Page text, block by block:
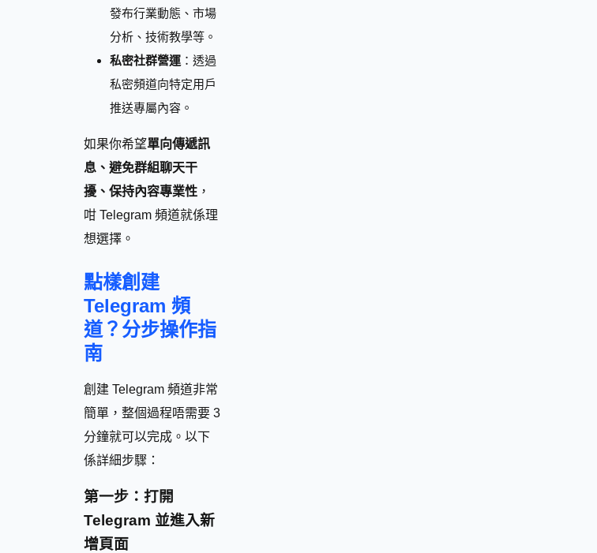
發布行業動態、市場
分析、技術教學等。
私密社群營運：透過
私密頻道向特定用戶
推送專屬內容。
如果你希望單向傳遞訊
息、避免群組聊天干
擾、保持內容專業性，
咁 Telegram 頻道就係理
想選擇。
點樣創建
Telegram 頻
道？分步操作指
南
創建 Telegram 頻道非常
簡單，整個過程唔需要 3
分鐘就可以完成。以下
係詳細步驟：
第一步：打開
Telegram 並進入新
增頁面